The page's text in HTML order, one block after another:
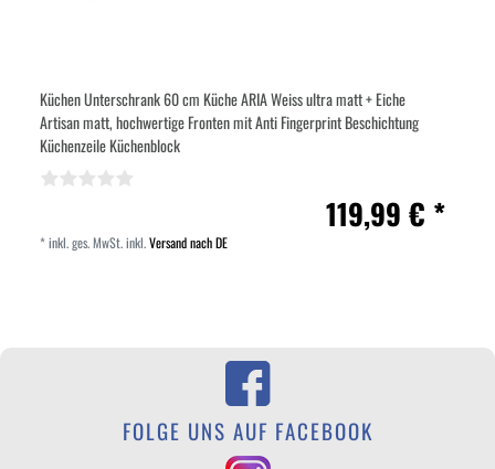
Küchen Unterschrank 60 cm Küche ARIA Weiss ultra matt + Eiche
Artisan matt, hochwertige Fronten mit Anti Fingerprint Beschichtung
Küchenzeile Küchenblock
119,99 € *
*inkl. ges. MwSt.inkl.Versand nach DE
FOLGE UNS AUF FACEBOOK